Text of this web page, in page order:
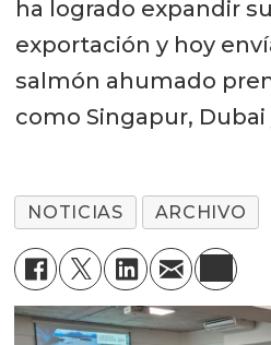
ha logrado expandir
exportación y hoy
salmón ahumado
como Singapur,
NOTICIAS ARCHIVO